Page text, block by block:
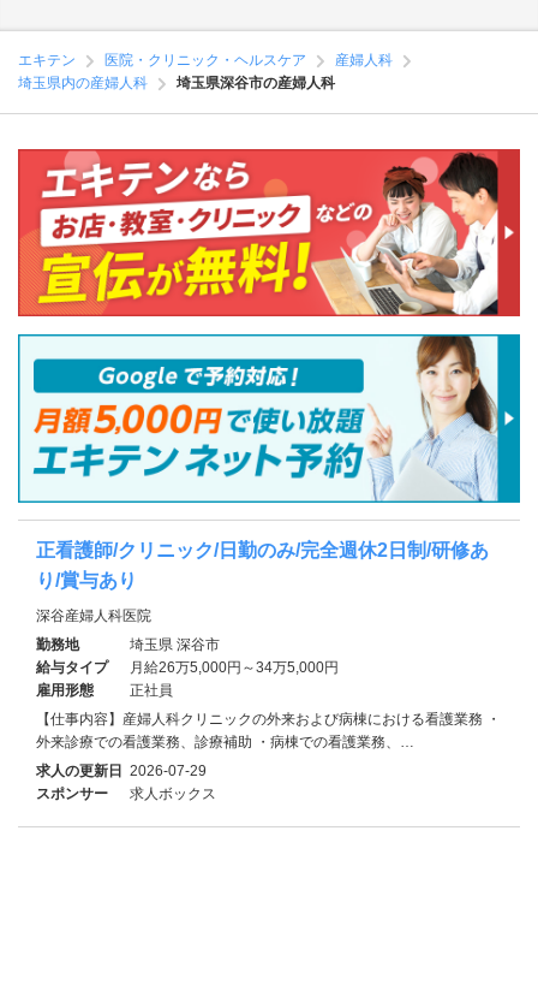
エキテン 医院・クリニック・ヘルスケア
産婦人科
埼玉県内の産婦人科
埼玉県深谷市の産婦人科
正看護師/クリニック/日勤のみ/完全週休2日制/研修あ
り/賞与あり
深谷産婦人科医院
勤務地
埼玉県 深谷市
給与タイプ
月給26万5,000円～34万5,000円
雇用形態
正社員
【仕事内容】産婦人科クリニックの外来および病棟における看護業務 ・
外来診療での看護業務、診療補助 ・病棟での看護業務、…
求人の更新日 2026-07-29
スポンサー
求人ボックス